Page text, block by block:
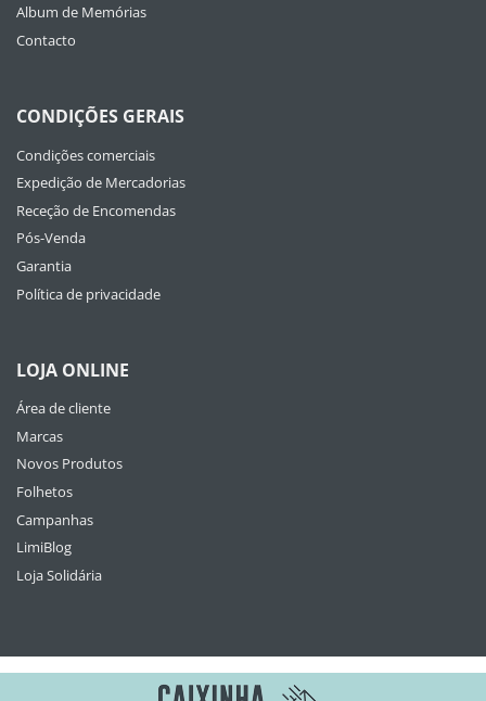
Album de Memórias
Contacto
CONDIÇÕES GERAIS
Condições comerciais
Expedição de Mercadorias
Receção de Encomendas
Pós-Venda
Garantia
Política de privacidade
LOJA ONLINE
Área de cliente
Marcas
Novos Produtos
Folhetos
Campanhas
LimiBlog
Loja Solidária